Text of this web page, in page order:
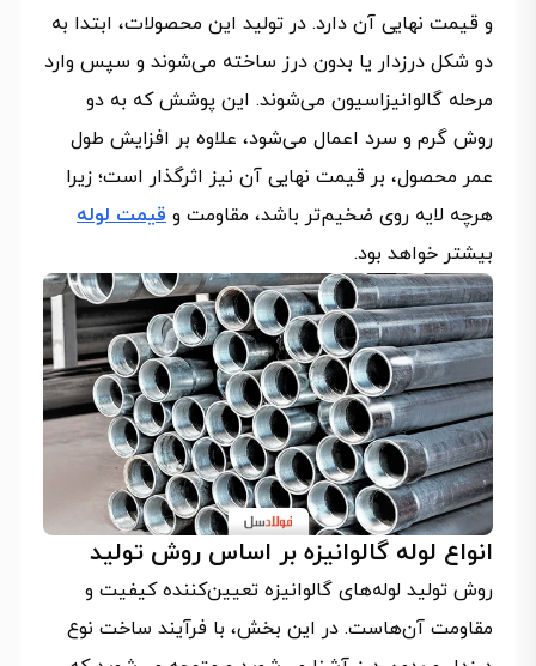
و قیمت نهایی آن دارد. در تولید این محصولات، ابتدا به
دو شکل درزدار یا بدون درز ساخته می‌شوند و سپس وارد
مرحله گالوانیزاسیون می‌شوند. این پوشش که به دو
روش گرم و سرد اعمال می‌شود، علاوه بر افزایش طول
عمر محصول، بر قیمت نهایی آن نیز اثرگذار است؛ زیرا
هرچه لایه روی ضخیم‌تر باشد، مقاومت و قیمت لوله
بیشتر خواهد بود.
انواع لوله گالوانیزه بر اساس روش تولید
روش تولید لوله‌های گالوانیزه تعیین‌کننده کیفیت و
مقاومت آن‌هاست. در این بخش، با فرآیند ساخت نوع